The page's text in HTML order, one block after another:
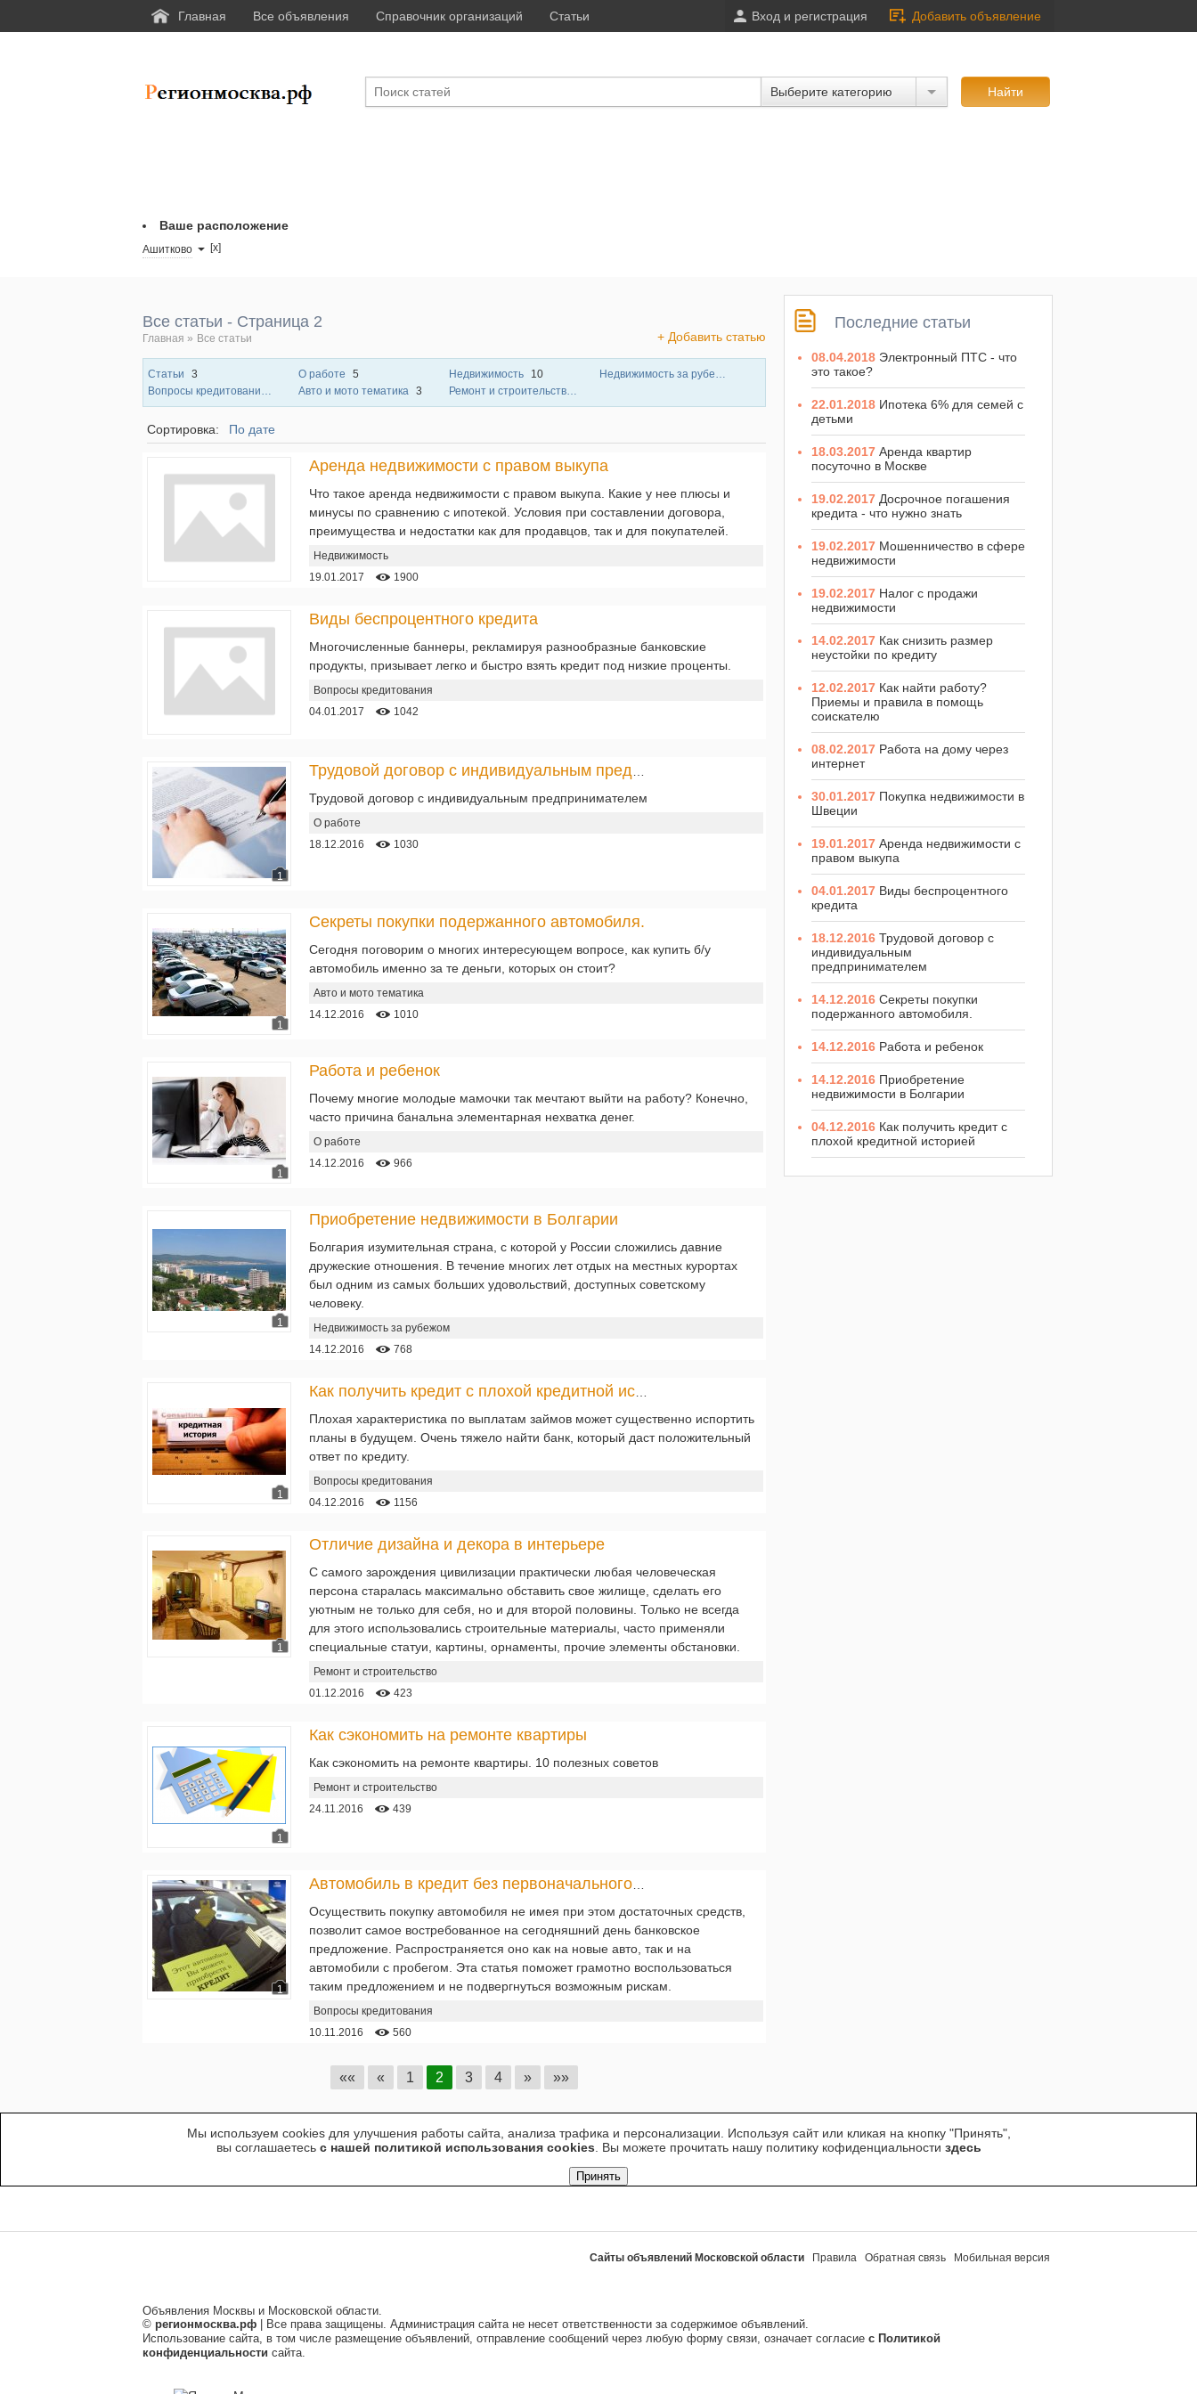
Главная Все объявления Справочник организаций Статьи Вход и регистрация Добавить объявление
Ваше расположение
Ашитково [x]
Выберите категорию
Все статьи - Страница 2
+ Добавить статью
Главная » Все статьи
Статьи 3 О работе 5 Недвижимость 10
Авто и мото тематика 3
Сортировка: По дате
Аренда недвижимости с правом выкупа
Что такое аренда недвижимости с правом выкупа. Какие у нее плюсы и
минусы по сравнению с ипотекой. Условия при составлении договора,
преимущества и недостатки как для продавцов, так и для покупателей.
Недвижимость
19.01.2017
1900
Виды беспроцентного кредита
Многочисленные баннеры, рекламируя разнообразные банковские
продукты, призывает легко и быстро взять кредит под низкие проценты.
Вопросы кредитования
04.01.2017
1042
1
Трудовой договор с индивидуальным предпринимателем
О работе
18.12.2016
1030
1
Секреты покупки подержанного автомобиля.
Сегодня поговорим о многих интересующем вопросе, как купить б/у
автомобиль именно за те деньги, которых он стоит?
Авто и мото тематика
14.12.2016
1010
1
Работа и ребенок
Почему многие молодые мамочки так мечтают выйти на работу? Конечно,
часто причина банальна элементарная нехватка денег.
О работе
14.12.2016
966
1
Приобретение недвижимости в Болгарии
Болгария изумительная страна, с которой у России сложились давние
дружеские отношения. В течение многих лет отдых на местных курортах
был одним из самых больших удовольствий, доступных советскому
человеку.
Недвижимость за рубежом
14.12.2016
768
1
Плохая характеристика по выплатам займов может существенно испортить
планы в будущем. Очень тяжело найти банк, который даст положительный
ответ по кредиту.
Вопросы кредитования
04.12.2016
1156
1
Отличие дизайна и декора в интерьере
С самого зарождения цивилизации практически любая человеческая
персона старалась максимально обставить свое жилище, сделать его
уютным не только для себя, но и для второй половины. Только не всегда
для этого использовались строительные материалы, часто применяли
специальные статуи, картины, орнаменты, прочие элементы обстановки.
Ремонт и строительство
01.12.2016
423
1
Как сэкономить на ремонте квартиры
Как сэкономить на ремонте квартиры. 10 полезных советов
Ремонт и строительство
24.11.2016
439
1
Осуществить покупку автомобиля не имея при этом достаточных средств,
позволит самое востребованное на сегодняшний день банковское
предложение. Распространяется оно как на новые авто, так и на
автомобили с пробегом. Эта статья поможет грамотно воспользоваться
таким предложением и не подвергнуться возможным рискам.
Вопросы кредитования
10.11.2016
560
«« « 1 2 3 4 » »»
Последние статьи
08.04.2018 Электронный ПТС - что
это такое?
22.01.2018 Ипотека 6% для семей с
детьми
18.03.2017 Аренда квартир
посуточно в Москве
19.02.2017 Досрочное погашения
кредита - что нужно знать
19.02.2017 Мошенничество в сфере
недвижимости
19.02.2017 Налог с продажи
недвижимости
14.02.2017 Как снизить размер
неустойки по кредиту
12.02.2017 Как найти работу?
Приемы и правила в помощь
соискателю
08.02.2017 Работа на дому через
интернет
30.01.2017 Покупка недвижимости в
Швеции
19.01.2017 Аренда недвижимости с
правом выкупа
04.01.2017 Виды беспроцентного
кредита
18.12.2016 Трудовой договор с
индивидуальным
предпринимателем
14.12.2016 Секреты покупки
подержанного автомобиля.
14.12.2016 Работа и ребенок
14.12.2016 Приобретение
недвижимости в Болгарии
04.12.2016 Как получить кредит с
плохой кредитной историей
Мы используем cookies для улучшения работы сайта, анализа трафика и персонализации. Используя сайт или кликая на кнопку "Принять",
вы соглашаетесь с нашей политикой использования cookies . Вы можете прочитать нашу политику кофиденциальности здесь
Принять
Сайты объявлений Московской области Правила Обратная связь Мобильная версия
Объявления Москвы и Московской области.
© регионмосква.рф | Все права защищены. Администрация сайта не несет ответственности за содержимое объявлений.
Использование сайта, в том числе размещение объявлений, отправление сообщений через любую форму связи, означает согласие с Политикой
конфиденциальности сайта.